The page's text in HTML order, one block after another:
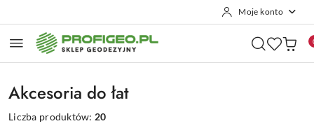
Moje konto
Akcesoria do łat
Liczba produktów: 20